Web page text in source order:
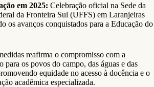
em 2025: Celebração oficial na Sede da
da Fronteira Sul (UFFS) em Laranjeiras
os avanços conquistados para a Educação do
reafirma o compromisso com a
para os povos do campo, das águas e das
equidade no acesso à docência e o
acadêmica especializada.